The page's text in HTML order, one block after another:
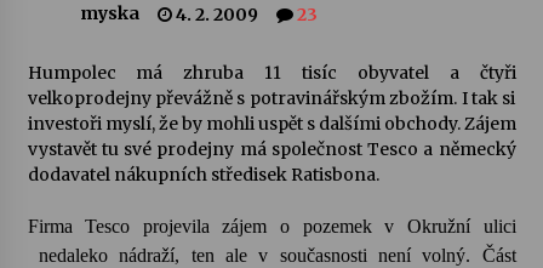
Vernisáž výstavy Josefíny Duškové: Stávám se
30. 7. 2026
Veselí muzikanti
30. 7. 2026
Pozvánka na integrační festival Quijotova
šedesátka: 28. 7.–1. 8. 2026
myska 4. 2. 2009 23
Humpolec má zhruba 11 tisíc obyvatel a čtyři
velkoprodejny převážně s potravinářským zbožím. I tak si
investoři myslí, že by mohli uspět s dalšími obchody. Zájem
vystavět tu své prodejny má společnost Tesco a německý
dodavatel nákupních středisek Ratisbona.
Firma Tesco projevila zájem o pozemek v Okružní ulici
nedaleko nádraží, ten ale v současnosti není volný. Část